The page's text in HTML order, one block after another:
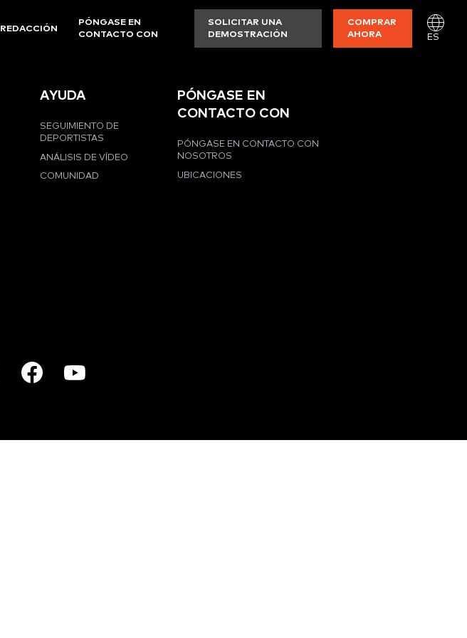
REDACCIÓN
PÓNGASE EN
CONTACTO CON
SOLICITAR UNA
DEMOSTRACIÓN
COMPRAR
AHORA
ES
AYUDA
SEGUIMIENTO DE
DEPORTISTAS
ANÁLISIS DE VÍDEO
COMUNIDAD
PÓNGASE EN
CONTACTO CON
PÓNGASE EN CONTACTO CON
NOSOTROS
UBICACIONES